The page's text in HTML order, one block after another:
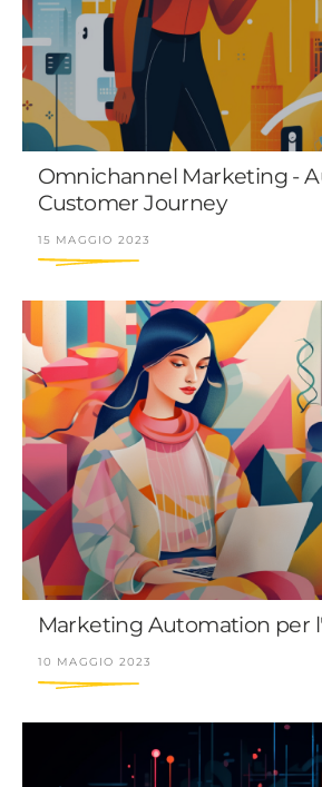
Omnichannel Marketing -
Customer Journey
15 MAGGIO 2023
Marketing Automation per
10 MAGGIO 2023